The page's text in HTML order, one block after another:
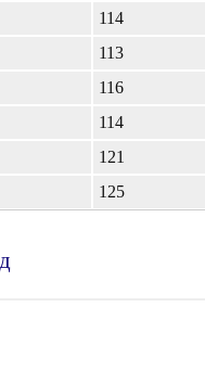
114
113
116
114
121
125